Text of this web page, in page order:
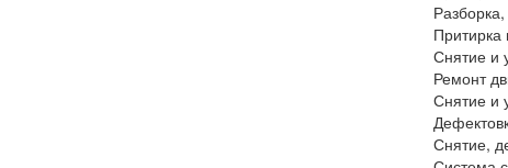
Снятие и
Ремонт
Снятие и
Снятие,